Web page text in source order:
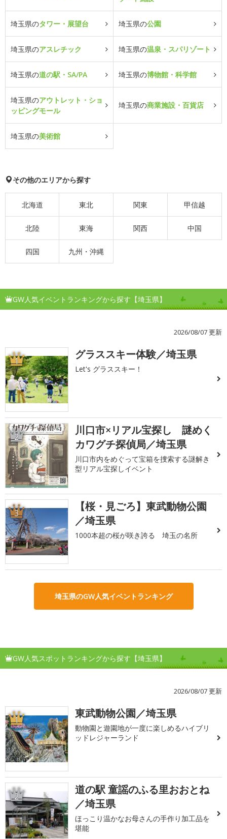
埼玉県のタワー・展望台 埼玉県の公園
埼玉県のアスレチック 埼玉県の温泉・スパリゾート
埼玉県の道の駅・SA/PA 埼玉県の博物館・科学館
埼玉県のアウトレット・ショ
ッピングモール
埼玉県の商業施設・百貨店
埼玉県の美術館
その他のエリアから探す
北海道 東北 関東 甲信越
北陸 東海 関西 中国
四国 九州・沖縄
GW人気イベントランキングから探す【埼玉県】
2026/08/07 更新
1 グラススキー体験／埼玉県
Let's グラススキー！
2
川口市×リアル宝探し 謎めく
カワグチ探偵局／埼玉県
川口市内をめぐって宝箱を捜索する謎解き
型リアル宝探しイベント
3
【桜・見ごろ】東武動物公園
／埼玉県
1000本超の桜が咲き誇る 埼玉の名所
埼玉県のGW人気イベントランキング
GW人気スポットランキングから探す【埼玉県】
2026/08/07 更新
1 東武動物公園／埼玉県
動物園と遊園地が一度に楽しめるハイブリ
ッドレジャーランド
2
道の駅 童謡のふる里おおとね
／埼玉県
ほっこり温かなお母さんの手作り加工品を
堪能